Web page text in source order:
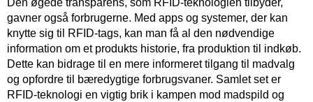
Den øgede transparens, som RFID-teknologien tilbyder,
gavner også forbrugerne. Med apps og systemer, der kan
knytte sig til RFID-tags, kan man få al den nødvendige
information om et produkts historie, fra produktion til indkøb.
Dette kan bidrage til en mere informeret tilgang til madvalg
og opfordre til bæredygtige forbrugsvaner. Samlet set er
RFID-teknologi en vigtig brik i kampen mod madspild og